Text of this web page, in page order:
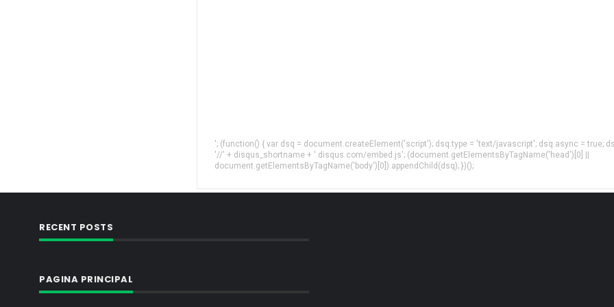
'; (function() { var dsq = document.createElement('script'); dsq.type = 'text/javascript'; dsq.async = true;
'//' + disqus_shortname + '.disqus.com/embed.js'; (document.getElementsByTagName('head')[0] ||
document.getElementsByTagName('body')[0]).appendChild(dsq); })();
RECENT POSTS
PAGINA PRINCIPAL